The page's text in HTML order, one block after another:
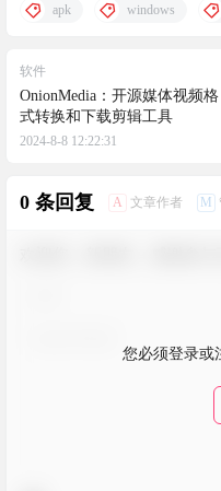
apk windows
软件
OnionMedia：开源媒体视频格
式转换和下载剪辑工具
2024-8-8 12:22:31
0 条回复 A 文章作者 M
您必须登录或